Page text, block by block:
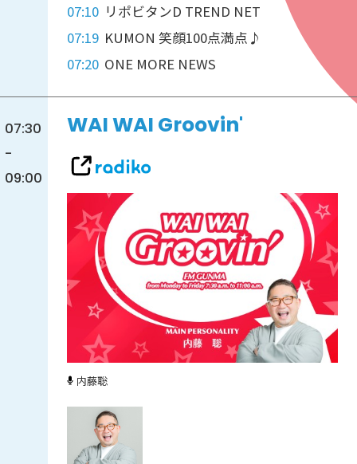
07:10 リポビタンD TREND NET
07:19 KUMON 笑顔100点満点♪
07:20 ONE MORE NEWS
07:30
-
09:00
WAI WAI Groovin'
内藤聡